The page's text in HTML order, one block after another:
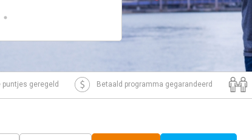
geregeld Betaald programma gegarandeerd